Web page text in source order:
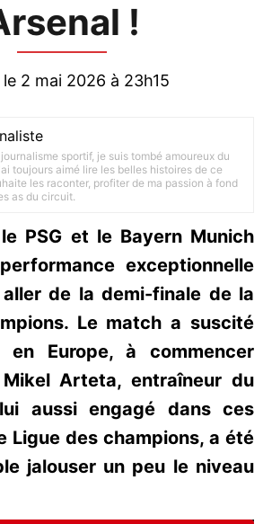
!
le 2 mai 2026 à 23h15
sportif, je suis tombé amoureux du
toujours aimé lire les belles histoires de ce
les raconter, profiter de ma passion à fond
as du circuit.
PSG et le Bayern Munich
exceptionnelle
de la demi-finale de la
Le match a suscité
en Europe, à commencer
Arteta, entraîneur du
aussi engagé dans ces
Ligue des champions, a été
jalouser un peu le niveau